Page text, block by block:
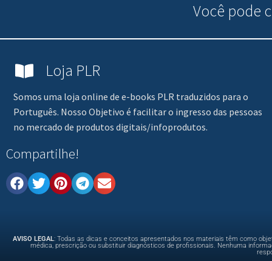
Você pode
Loja PLR
Somos uma loja online de e-books PLR traduzidos para o
Português. Nosso Objetivo é facilitar o ingresso das pessoas
no mercado de produtos digitais/infoprodutos.
Compartilhe!
AVISO LEGAL: Todas as dicas e conceitos apresentados nos materiais têm como
médica, prescrição ou substituir diagnósticos de profissionais. Nenhuma